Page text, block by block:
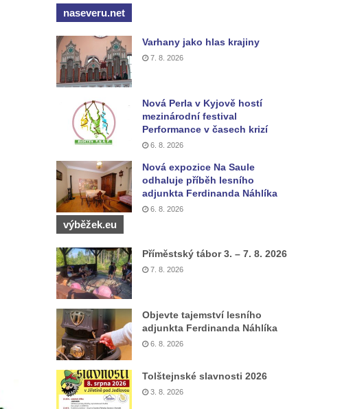
naseveru.net
Varhany jako hlas krajiny
7. 8. 2026
Nová Perla v Kyjově hostí
mezinárodní festival
Performance v časech krizí
6. 8. 2026
Nová expozice Na Saule
odhaluje příběh lesního
adjunkta Ferdinanda Náhlíka
6. 8. 2026
výběžek.eu
Příměstský tábor 3. – 7. 8. 2026
7. 8. 2026
Objevte tajemství lesního
adjunkta Ferdinanda Náhlíka
6. 8. 2026
Tolštejnské slavnosti 2026
3. 8. 2026